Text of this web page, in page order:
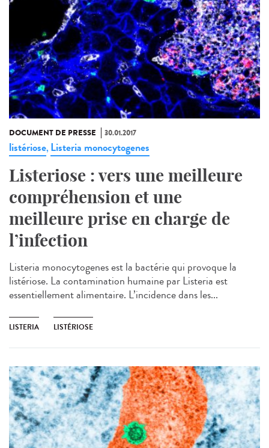
DOCUMENT DE PRESSE 30.01.2017
listériose, Listeria monocytogenes
Listeriose : vers une meilleure
compréhension et une
meilleure prise en charge de
l’infection
Listeria monocytogenes est la bactérie qui provoque la
listériose. La contamination humaine par Listeria est
essentiellement alimentaire. L’incidence dans les...
LISTERIA LISTÉRIOSE